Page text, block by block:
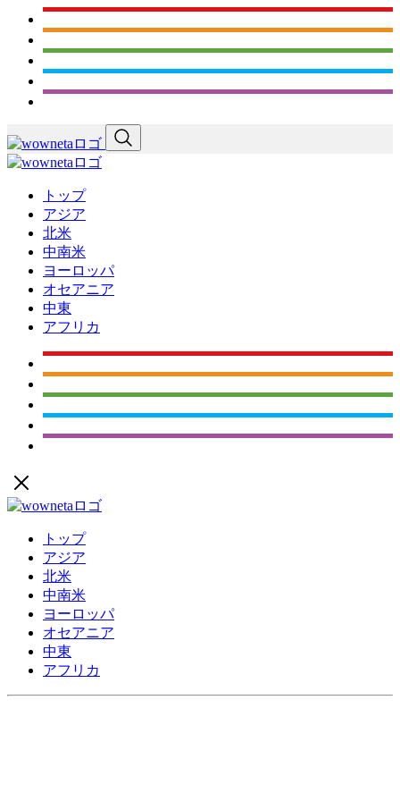
トップ
アジア
北米
中南米
ヨーロッパ
オセアニア
中東
アフリカ
トップ
アジア
北米
中南米
ヨーロッパ
オセアニア
中東
アフリカ